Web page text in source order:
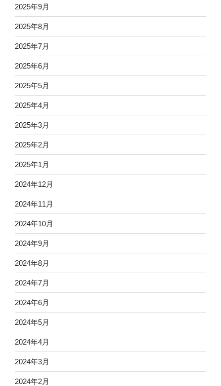
2025年9月
2025年8月
2025年7月
2025年6月
2025年5月
2025年4月
2025年3月
2025年2月
2025年1月
2024年12月
2024年11月
2024年10月
2024年9月
2024年8月
2024年7月
2024年6月
2024年5月
2024年4月
2024年3月
2024年2月